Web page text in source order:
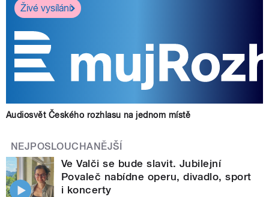
Živé vysílání
Audiosvět Českého rozhlasu na jednom místě
NEJPOSLOUCHANĚJŠÍ
Ve Valči se bude slavit. Jubilejní
Povaleč nabídne operu, divadlo, sport
i koncerty